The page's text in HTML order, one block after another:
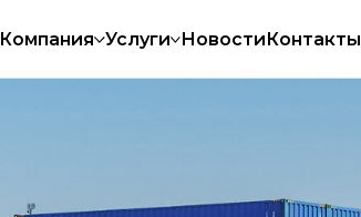
Компания Услуги НовостиКонтакты